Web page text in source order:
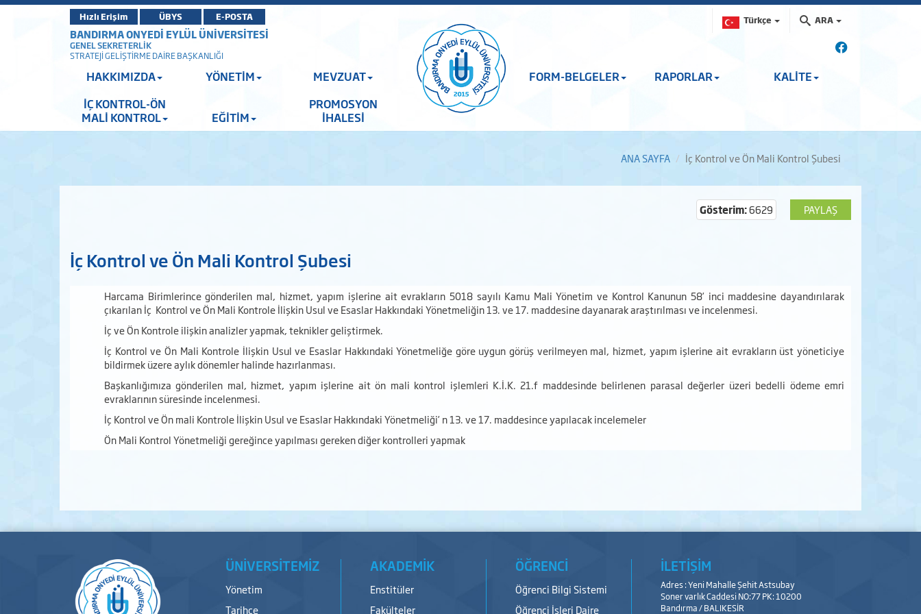
Hızlı Erişim ÜBYS E-POSTA Türkçe ARA
BANDIRMA ONYEDİ EYLÜL ÜNİVERSİTESİ
GENEL SEKRETERLİK
STRATEJİ GELİŞTİRME DAİRE BAŞKANLIĞI
HAKKIMIZDA YÖNETİM MEVZUAT FORM-BELGELER RAPORLAR
KALİTE
İÇ KONTROL-ÖN
MALİ KONTROL
EĞİTİM
PROMOSYON
İHALESİ
ANA SAYFA İç Kontrol ve Ön Mali Kontrol Şubesi
PAYLAŞ
Gösterim:6629
İç Kontrol ve Ön Mali Kontrol Şubesi
Harcama Birimlerince gönderilen mal, hizmet, yapım işlerine ait evrakların 5018 sayılı Kamu Mali Yönetim ve Kontrol Kanunun 58’ inci maddesine dayandırılarak
çıkarılan İç Kontrol ve Ön Mali Kontrole İlişkin Usul ve Esaslar Hakkındaki Yönetmeliğin 13. ve 17. maddesine dayanarak araştırılması ve incelenmesi.
İç ve Ön Kontrole ilişkin analizler yapmak, teknikler geliştirmek.
İç Kontrol ve Ön Mali Kontrole İlişkin Usul ve Esaslar Hakkındaki Yönetmeliğe göre uygun görüş verilmeyen mal, hizmet, yapım işlerine ait evrakların üst yöneticiye
bildirmek üzere aylık dönemler halinde hazırlanması.
Başkanlığımıza gönderilen mal, hizmet, yapım işlerine ait ön mali kontrol işlemleri K.İ.K. 21.f maddesinde belirlenen parasal değerler üzeri bedelli ödeme emri
evraklarının süresinde incelenmesi.
İç Kontrol ve Ön mali Kontrole İlişkin Usul ve Esaslar Hakkındaki Yönetmeliği’ n 13. ve 17. maddesince yapılacak incelemeler
Ön Mali Kontrol Yönetmeliği gereğince yapılması gereken diğer kontrolleri yapmak
ÜNİVERSİTEMİZ
Yönetim
Tarihçe
AKADEMİK
Enstitüler
Fakülteler
ÖĞRENCİ
Öğrenci Bilgi Sistemi
Öğrenci İşleri Daire
İLETİŞİM
Adres : Yeni Mahalle Şehit Astsubay
Soner varlık Caddesi NO:77 PK: 10200
Bandırma / BALIKESİR